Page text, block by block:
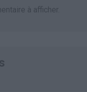
à afficher.